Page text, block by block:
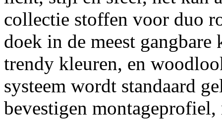
collectie stoffen voor duo
doek in de meest
trendy kleuren, en
systeem wordt standaard
bevestigen montageprofiel,